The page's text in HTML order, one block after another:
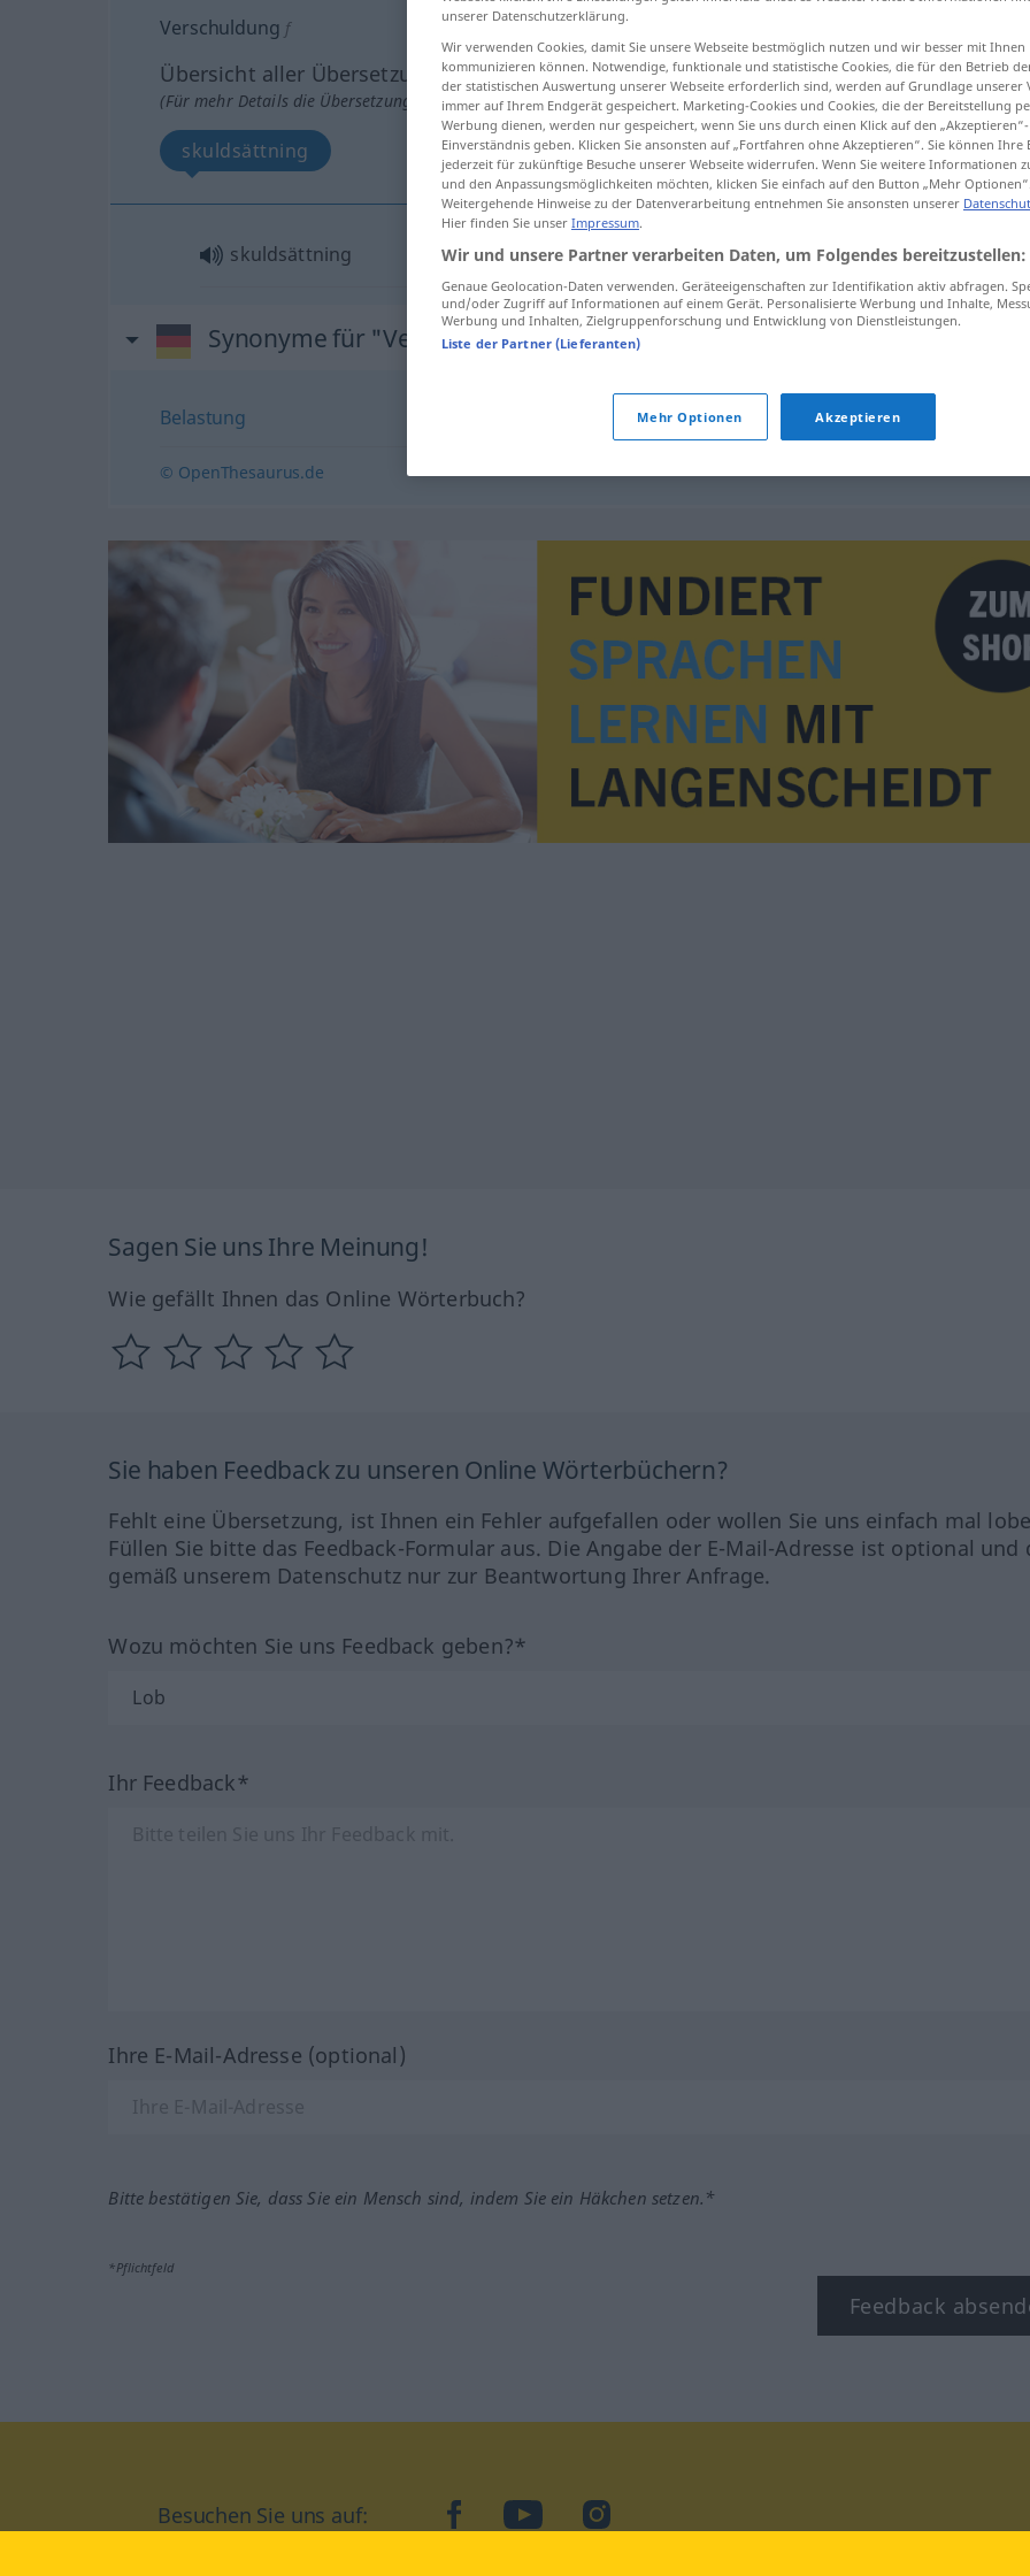
Verschuldung f
Übersicht aller Übersetzungen
(Für mehr Details die Übersetzung anklicken/antippen)
skuldsättning
skuldsättning Verschuldung
Synonyme für "Verschuldung"
Belastung
© OpenThesaurus.de
Sagen Sie uns Ihre Meinung!
Wie gefällt Ihnen das Online Wörterbuch?
Sie haben Feedback zu unseren Online Wörterbüchern?
Fehlt eine Übersetzung, ist Ihnen ein Fehler aufgefallen oder wollen Sie uns einfach mal
Füllen Sie bitte das Feedback-Formular aus. Die Angabe der E-Mail-Adresse ist optional und
gemäß unserem Datenschutz nur zur Beantwortung Ihrer Anfrage.
Wozu möchten Sie uns Feedback geben?*
Ihr Feedback*
Ihre E-Mail-Adresse (optional)
Bitte bestätigen Sie, dass Sie ein Mensch sind, indem Sie ein Häkchen setzen.*
*Pflichtfeld
Feedback
Besuchen Sie uns auf: facebookYouTubeInstagram
unserer Datenschutzerklärung.
Wir verwenden Cookies, damit Sie unsere Webseite bestmöglich nutzen und wir besser mit Ihnen
kommunizieren können. Notwendige, funktionale und statistische Cookies, die für den Betrieb
der statistischen Auswertung unserer Webseite erforderlich sind, werden auf Grundlage unserer
immer auf Ihrem Endgerät gespeichert. Marketing-Cookies und Cookies, die der Bereitstellung
Werbung dienen, werden nur gespeichert, wenn Sie uns durch einen Klick auf den
Einverständnis geben. Klicken Sie ansonsten auf „Fortfahren ohne Akzeptieren“. Sie können
jederzeit für zukünftige Besuche unserer Webseite widerrufen. Wenn Sie weitere Informationen
und den Anpassungsmöglichkeiten möchten, klicken Sie einfach auf den Button „Mehr
Weitergehende Hinweise zu der Datenverarbeitung entnehmen Sie ansonsten unserer
Hier finden Sie unser Impressum.
Wir und unsere Partner verarbeiten Daten, um Folgendes bereitzustellen:
Genaue Geolocation-Daten verwenden. Geräteeigenschaften zur Identifikation aktiv abfragen.
und/oder Zugriff auf Informationen auf einem Gerät. Personalisierte Werbung und Inhalte,
Werbung und Inhalten, Zielgruppenforschung und Entwicklung von Dienstleistungen.
Liste der Partner (Lieferanten)
Mehr Optionen Akzeptieren